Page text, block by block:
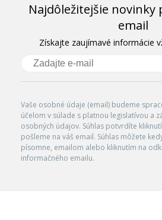
Najdôležitejšie novinky
email
Získajte zaujímavé informácie
Vaše osobné údaje (email) budeme
účelom v súlade s platnou legislatívou a
osobných údajov. Súhlas potvrdíte
pošleme na váš email. Súhlas môžete
písomne, emailom alebo kliknutím na
informačného emailu.